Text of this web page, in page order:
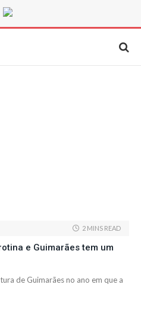
2 MINS READ
e Guimarães tem um
de Guimarães no ano em que a